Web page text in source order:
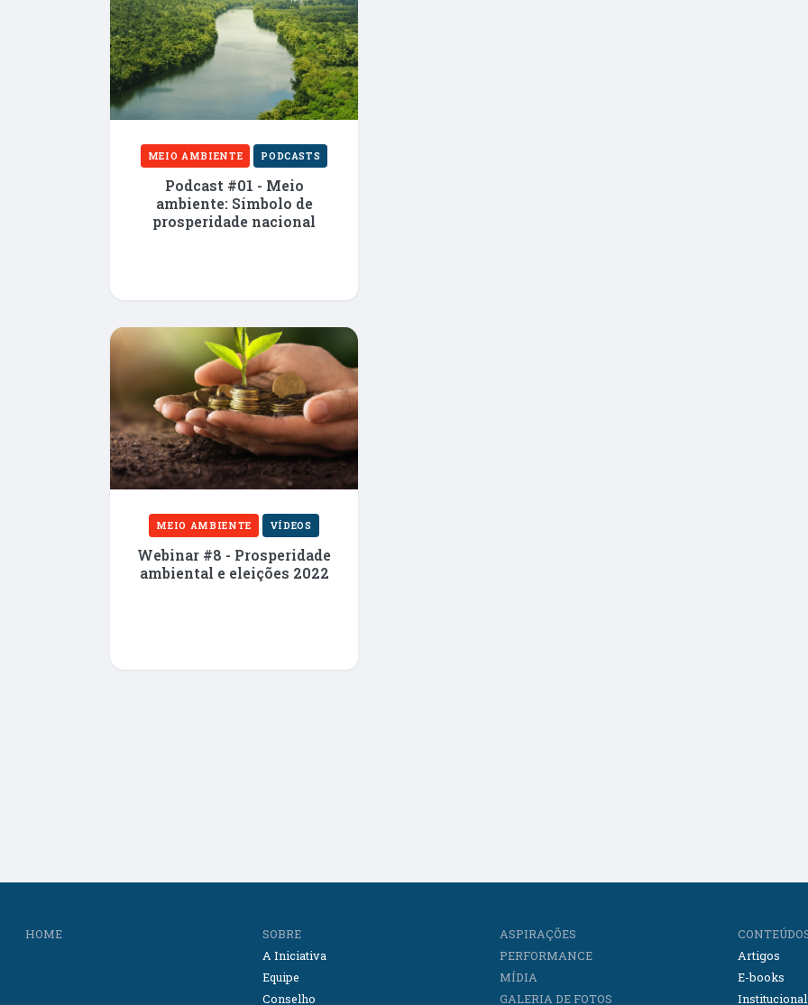
MEIO AMBIENTE PODCASTS
Podcast #01 - Meio
ambiente: Símbolo de
prosperidade nacional
MEIO AMBIENTE VÍDEOS
Webinar #8 - Prosperidade
ambiental e eleições 2022
HOME
SOBRE
A Iniciativa
Equipe
Conselho
ASPIRAÇÕES
PERFORMANCE
MÍDIA
GALERIA DE FOTOS
Artigos
E-books
Institucional